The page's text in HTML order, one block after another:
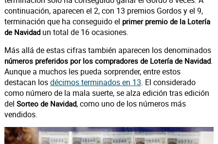
continuación, aparecen el 2, con 13 premios Gordos y el 9,
terminación que ha conseguido el primer premio de la Lotería
de Navidadun total de 16 ocasiones.
Más allá de estas cifras también aparecen los denominados
números preferidos por los compradores de Lotería de Navidad.
Aunque a muchos les pueda sorprender, entre estos
destacan losdécimos terminados en 13. El considerado
como número de la mala suerte, se alza edición tras edición
del Sorteo de Navidad, como uno de los números más
vendidos.